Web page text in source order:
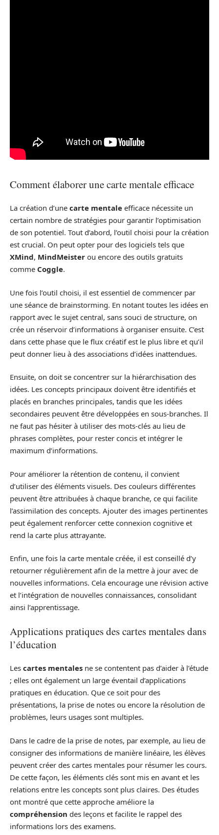
Comment élaborer une carte mentale efficace
La création d’une carte mentale efficace nécessite un
certain nombre de stratégies pour garantir l’optimisation
de son potentiel. Tout d’abord, l’outil choisi pour la création
est crucial. On peut opter pour des logiciels tels que
XMind, MindMeister ou encore des outils gratuits
comme Coggle.
Une fois l’outil choisi, il est essentiel de commencer par
une séance de brainstorming. En notant toutes les idées en
rapport avec le sujet central, sans souci de structure, on
crée un réservoir d’informations à organiser ensuite. C’est
dans cette phase que le flux créatif est le plus libre et qu’il
peut donner lieu à des associations d’idées inattendues.
Ensuite, on doit se concentrer sur la hiérarchisation des
idées. Les concepts principaux doivent être identifiés et
placés en branches principales, tandis que les idées
secondaires peuvent être développées en sous-branches. Il
ne faut pas hésiter à utiliser des mots-clés au lieu de
phrases complètes, pour rester concis et intégrer le
maximum d’informations.
Pour améliorer la rétention de contenu, il convient
d’utiliser des éléments visuels. Des couleurs différentes
peuvent être attribuées à chaque branche, ce qui facilite
l’assimilation des concepts. Ajouter des images pertinentes
peut également renforcer cette connexion cognitive et
rend la carte plus attrayante.
Enfin, une fois la carte mentale créée, il est conseillé d’y
retourner régulièrement afin de la mettre à jour avec de
nouvelles informations. Cela encourage une révision active
et l’intégration de nouvelles connaissances, consolidant
ainsi l’apprentissage.
Applications pratiques des cartes mentales dans
l’éducation
Les cartes mentales ne se contentent pas d’aider à l’étude
; elles ont également un large éventail d’applications
pratiques en éducation. Que ce soit pour des
présentations, la prise de notes ou encore la résolution de
problèmes, leurs usages sont multiples.
Dans le cadre de la prise de notes, par exemple, au lieu de
consigner des informations de manière linéaire, les élèves
peuvent créer des cartes mentales pour résumer les cours.
De cette façon, les éléments clés sont mis en avant et les
relations entre les concepts sont plus claires. Des études
ont montré que cette approche améliore la
compréhension des leçons et facilite le rappel des
informations lors des examens.